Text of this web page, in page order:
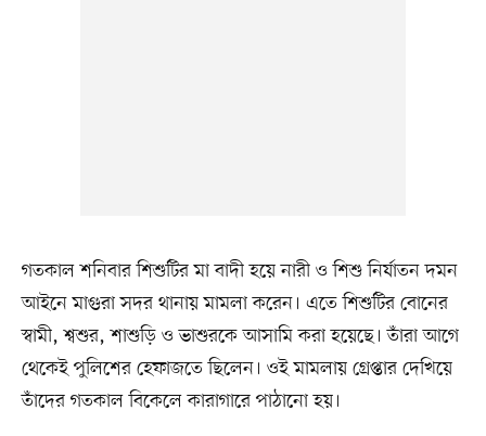
গতকাল শনিবার শিশুটির মা বাদী হয়ে নারী ও শিশু নির্যাতন দমন
আইনে মাগুরা সদর থানায় মামলা করেন। এতে শিশুটির বোনের
স্বামী, শ্বশুর, শাশুড়ি ও ভাশুরকে আসামি করা হয়েছে। তাঁরা আগে
থেকেই পুলিশের হেফাজতে ছিলেন। ওই মামলায় গ্রেপ্তার দেখিয়ে
তাঁদের গতকাল বিকেলে কারাগারে পাঠানো হয়।